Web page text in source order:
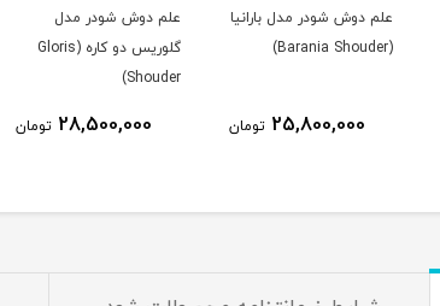
علم دوش شودر مدل
گلوریس دو کاره (Gloris
28,500,000 تومان
علم دوش شودر مدل بلا
دو کاره (Bela Shouder)
21,400,000 تومان